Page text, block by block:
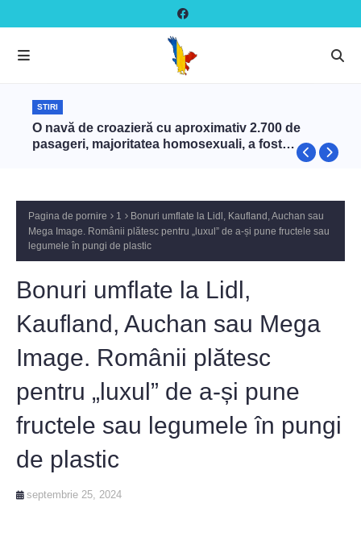
STIRI
O navă de croazieră cu aproximativ 2.700 de
pasageri, majoritatea homosexuali, a fost
Pagina de pornire 1
Bonuri umflate la Lidl, Kaufland, Auchan sau
Mega Image. Românii plătesc pentru „luxul” de a-și pune fructele sau
legumele în pungi de plastic
Bonuri umflate la Lidl,
Kaufland, Auchan sau Mega
Image. Românii plătesc
pentru „luxul” de a-și pune
fructele sau legumele în pungi
de plastic
septembrie 25, 2024